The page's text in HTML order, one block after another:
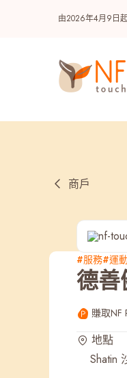
由2026年4月9日
熱門
NF 種籽
最近搜尋紀錄
商戶
#服務#運
德善
賺取NF
地點
Shatin